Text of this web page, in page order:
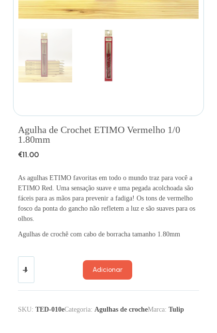
Agulha de Crochet ETIMO Vermelho 1/0
1.80mm
€11.00
As agulhas ETIMO favoritas em todo o mundo traz para você a
ETIMO Red. Uma sensação suave e uma pegada acolchoada são
fáceis para as mãos para prevenir a fadiga! Os tons de vermelho
fosco da ponta do gancho não refletem a luz e são suaves para os
olhos.
Agulhas de crochê com cabo de borracha tamanho 1.80mm
Adicionar
SKU: TED-010eCategoria: Agulhas de crocheMarca: Tulip